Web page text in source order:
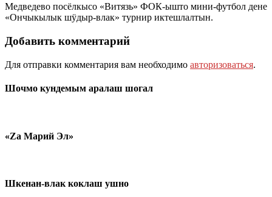
Медведево посёлкысо «Витязь» ФОК-ышто мини-футбол дене
«Ончыкылык шӱдыр-влак» турнир иктешлалтын.
Добавить комментарий
Для отправки комментария вам необходимо авторизоваться.
Шочмо кундемым аралаш шогал
«Zа Марий Эл»
Шкенан-влак коклаш ушно